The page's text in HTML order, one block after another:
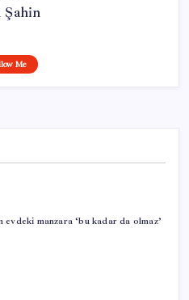
Şahin
Me
manzara ‘bu kadar da olmaz’